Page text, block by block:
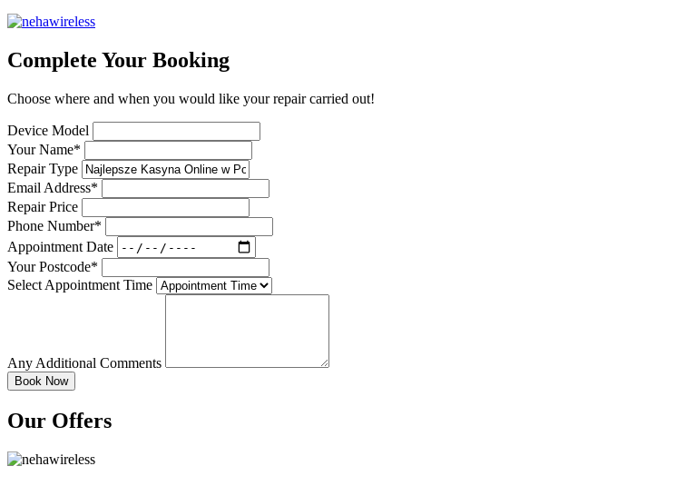
Complete Your Booking
Choose where and when you would like your repair carried out!
Device Model
Your Name*
Repair Type
Email Address*
Repair Price
Phone Number*
Appointment Date
Your Postcode*
Select Appointment Time
Any Additional Comments
Our Offers